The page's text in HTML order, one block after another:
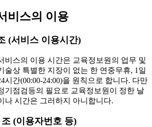
비스의 이용
(서비스 이용시간)
비스의 이용 시간은 교육정보원의 업무 및
술상 특별한 지장이 없는 한 연중무휴, 1일
시간(00:00-24:00)을 원칙으로 합니다. 다만
기점검등의 필요로 교육정보원이 정한 날
나 시간은 그러하지 아니합니다.
(이용자번호 등)